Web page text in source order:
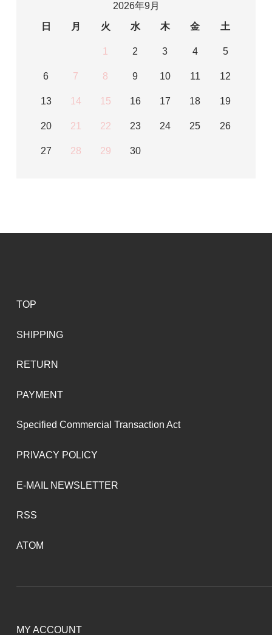
2026年9月
日
月 火 水 木 金 土
1 2 3 4 5
6 7 8 9 10 11 12
13 14 15 16 17 18 19
20 21 22 23 24 25 26
27 28 29 30
TOP
SHIPPING
RETURN
PAYMENT
Specified Commercial Transaction Act
PRIVACY POLICY
E-MAIL NEWSLETTER
RSS
ATOM
MY ACCOUNT